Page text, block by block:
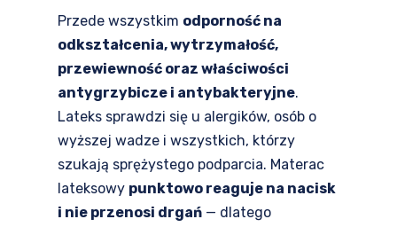
Przede wszystkim odporność na
odkształcenia, wytrzymałość,
przewiewność oraz właściwości
antygrzybicze i antybakteryjne.
Lateks sprawdzi się u alergików, osób o
wyższej wadze i wszystkich, którzy
szukają sprężystego podparcia. Materac
lateksowy punktowo reaguje na nacisk
i nie przenosi drgań — dlatego